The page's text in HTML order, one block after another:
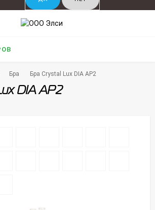
Бра Бра Crystal Lux DIA AP2
DIA AP2